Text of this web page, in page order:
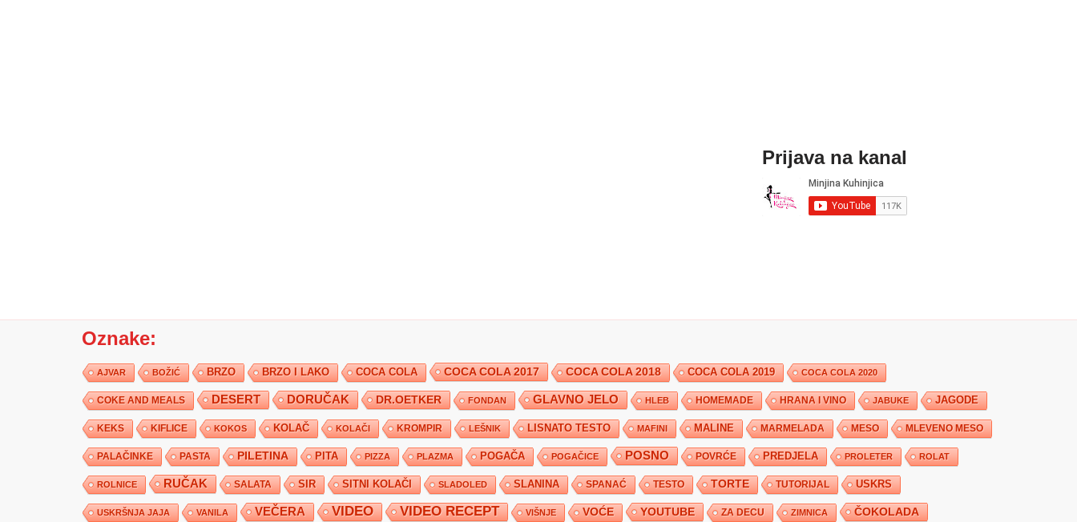
Prijava na kanal
Oznake:
AJVAR BOŽIĆ BRZO BRZO I LAKO COCA COLA COCA COLA 2017 COCA COLA 2018 COCA COLA 2019 COCA COLA 2020
COKE AND MEALS DESERT DORUČAK DR.OETKER FONDAN GLAVNO JELO HLEB HOMEMADE HRANA I VINO JABUKE JAGODE
KEKS KIFLICE KOKOS KOLAČ KOLAČI KROMPIR LEŠNIK LISNATO TESTO MAFINI MALINE MARMELADA MESO MLEVENO MESO
PALAČINKE PASTA PILETINA PITA PIZZA PLAZMA POGAČA POGAČICE POSNO POVRĆE PREDJELA PROLETER ROLAT
ROLNICE RUČAK SALATA SIR SITNI KOLAČI SLADOLED SLANINA SPANAĆ TESTO TORTE TUTORIJAL USKRS
USKRŠNJA JAJA VANILA VEČERA VIDEO VIDEO RECEPT VIŠNJE VOĆE YOUTUBE ZA DECU ZIMNICA ČOKOLADA